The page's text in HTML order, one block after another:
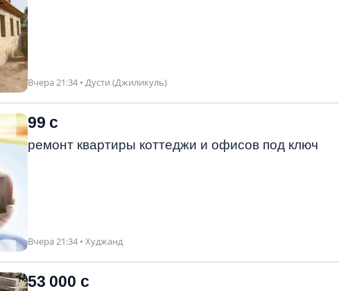
Вчера 21:34 • Дусти (Джиликуль)
99 с
ремонт квартиры коттеджи и офисов под ключ
Вчера 21:34 • Худжанд
53 000 с